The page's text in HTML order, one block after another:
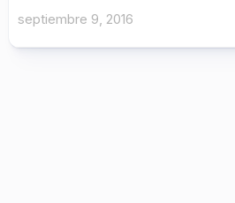
septiembre 9, 2016